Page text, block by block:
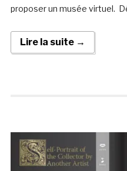
proposer un musée virtuel.
Lire la suite →